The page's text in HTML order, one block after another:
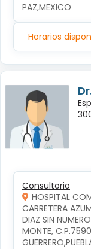
PAZ,MEXICO
Horarios
Consultorio
HOSPITAL
CARRETERA
DIAZ SIN
MONTE,